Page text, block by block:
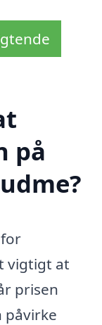
på
vigtigt at
prisen
påvirke